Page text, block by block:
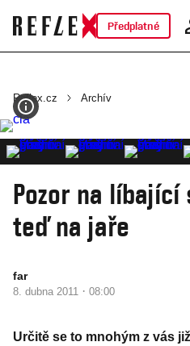
Předplatné
Reflex.cz Archív
Pozor na líbající
teď na jaře
far
8. dubna 2011 · 08:00
Určitě se to mnohým z vás